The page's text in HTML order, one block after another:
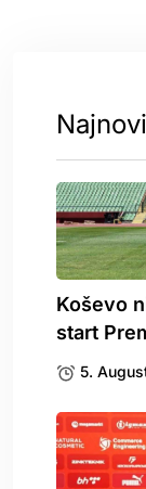
Koševo
start
5.